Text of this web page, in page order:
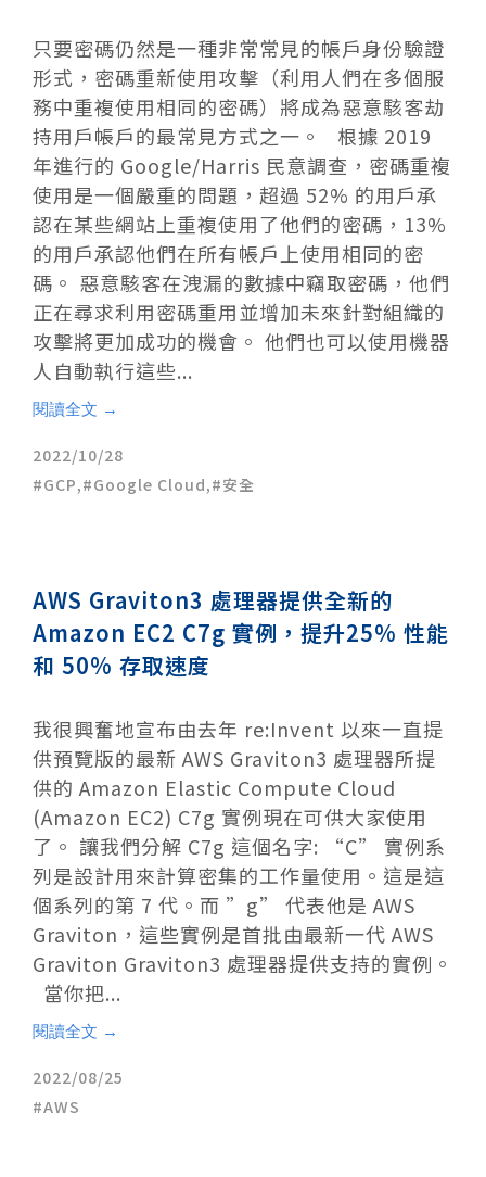
只要密碼仍然是一種非常常見的帳戶身份驗證
形式，密碼重新使用攻擊（利用人們在多個服
務中重複使用相同的密碼）將成為惡意駭客劫
持用戶帳戶的最常見方式之一。 根據 2019
年進行的 Google/Harris 民意調查，密碼重複
使用是一個嚴重的問題，超過 52% 的用戶承
認在某些網站上重複使用了他們的密碼，13%
的用戶承認他們在所有帳戶上使用相同的密
碼。 惡意駭客在洩漏的數據中竊取密碼，他們
正在尋求利用密碼重用並增加未來針對組織的
攻擊將更加成功的機會。 他們也可以使用機器
人自動執行這些...
閱讀全文 →
2022/10/28
GCP, Google Cloud, 安全
AWS Graviton3 處理器提供全新的
Amazon EC2 C7g 實例，提升25% 性能
和 50% 存取速度
我很興奮地宣布由去年 re:Invent 以來一直提
供預覽版的最新 AWS Graviton3 處理器所提
供的 Amazon Elastic Compute Cloud
(Amazon EC2) C7g 實例現在可供大家使用
了。 讓我們分解 C7g 這個名字: “C” 實例系
列是設計用來計算密集的工作量使用。這是這
個系列的第 7 代。而 ”g” 代表他是 AWS
Graviton，這些實例是首批由最新一代 AWS
Graviton Graviton3 處理器提供支持的實例。
當你把...
閱讀全文 →
2022/08/25
AWS